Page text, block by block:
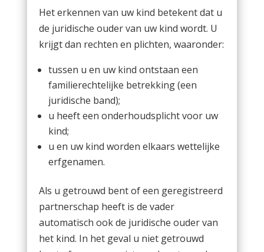
Het erkennen van uw kind betekent dat u
de juridische ouder van uw kind wordt. U
krijgt dan rechten en plichten, waaronder:
tussen u en uw kind ontstaan een
familierechtelijke betrekking (een
juridische band);
u heeft een onderhoudsplicht voor uw
kind;
u en uw kind worden elkaars wettelijke
erfgenamen.
Als u getrouwd bent of een geregistreerd
partnerschap heeft is de vader
automatisch ook de juridische ouder van
het kind. In het geval u niet getrouwd